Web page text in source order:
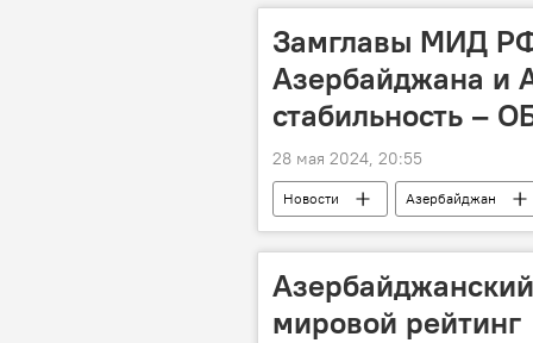
Замглавы МИД
Азербайджана и
стабильность –
28 мая 2024, 20:55
Новости Азербайджан
Али Асадов
МИД
Никол Пашинян
мировой рейтинг